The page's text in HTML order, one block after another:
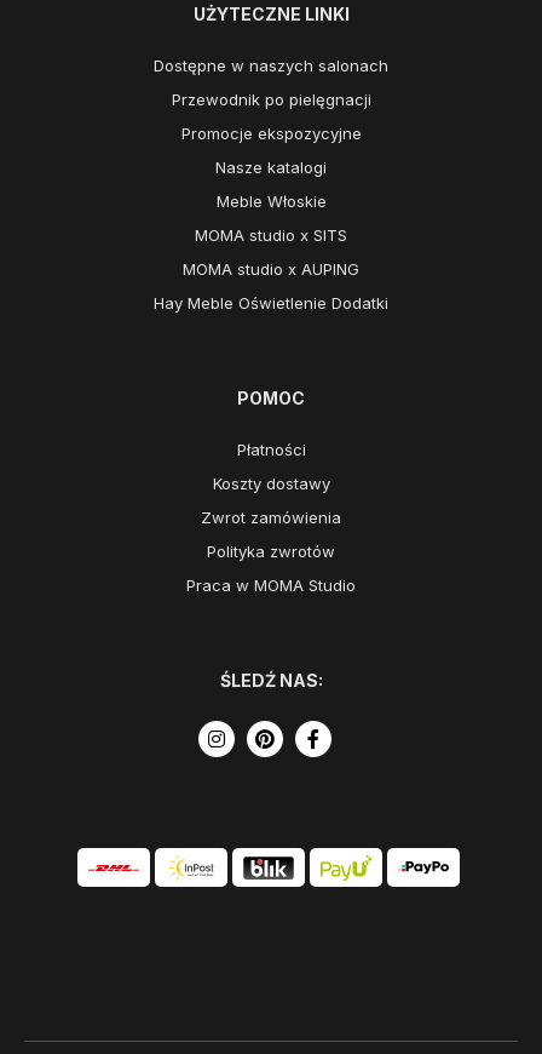
UŻYTECZNE LINKI
Dostępne w naszych salonach
Przewodnik po pielęgnacji
Promocje ekspozycyjne
Nasze katalogi
Meble Włoskie
MOMA studio x SITS
MOMA studio x AUPING
Hay Meble Oświetlenie Dodatki
POMOC
Płatności
Koszty dostawy
Zwrot zamówienia
Polityka zwrotów
Praca w MOMA Studio
ŚLEDŹ NAS: